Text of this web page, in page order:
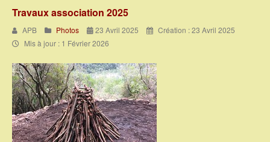
Travaux association 2025
APB Photos 23 Avril 2025
Création : 23 Avril 2025
Mis à jour : 1 Février 2026